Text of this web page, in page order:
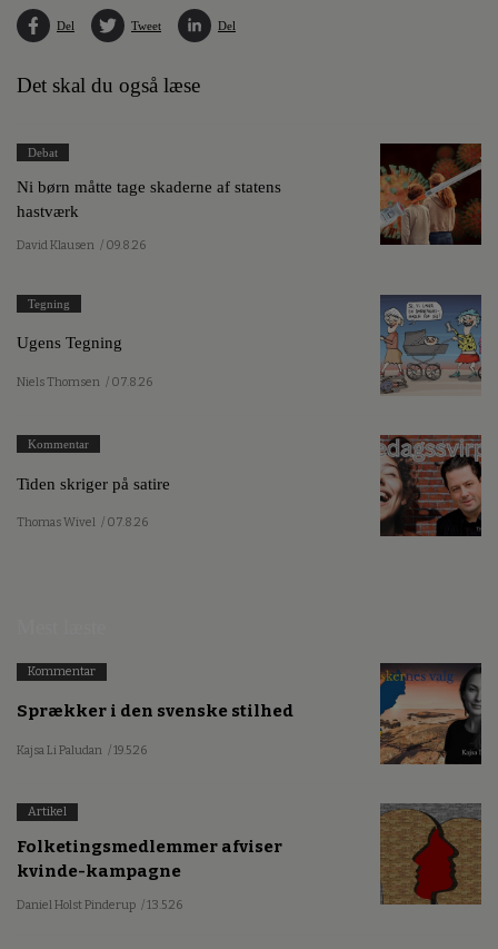
Del Tweet Del
Det skal du også læse
Debat
Ni børn måtte tage skaderne af statens
hastværk
David Klausen / 09.8.26
Tegning
Ugens Tegning
Niels Thomsen / 07.8.26
Kommentar
Tiden skriger på satire
Thomas Wivel / 07.8.26
Kommentar
Sprækker i den svenske stilhed
Kajsa Li Paludan / 19.5.26
Artikel
Folketingsmedlemmer afviser
kvinde-kampagne
Daniel Holst Pinderup / 13.5.26